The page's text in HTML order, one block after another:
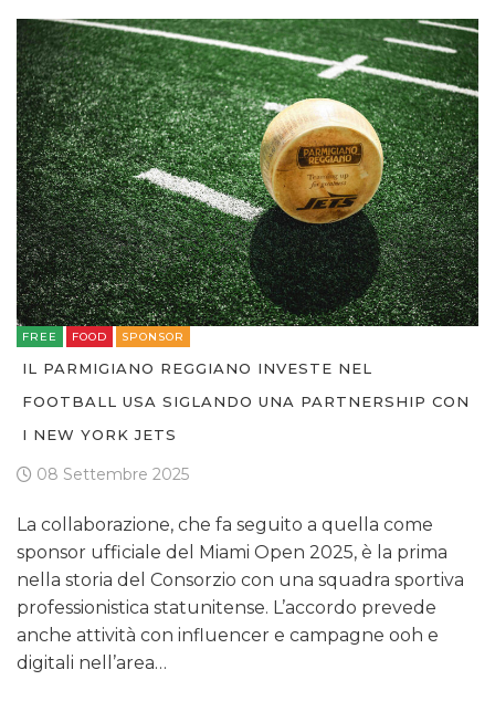
FREE FOOD SPONSOR
IL PARMIGIANO REGGIANO INVESTE NEL
FOOTBALL USA SIGLANDO UNA PARTNERSHIP CON
I NEW YORK JETS
08 Settembre 2025
La collaborazione, che fa seguito a quella come
sponsor ufficiale del Miami Open 2025, è la prima
nella storia del Consorzio con una squadra sportiva
professionistica statunitense. L’accordo prevede
anche attività con influencer e campagne ooh e
digitali nell’area…